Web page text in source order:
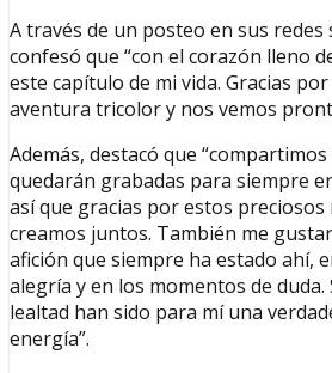
A través de un posteo en sus redes
confesó que “con el corazón lleno
este capítulo de mi vida. Gracias
aventura tricolor y nos vemos
Además, destacó que
quedarán grabadas para siempre
así que gracias por estos preciosos
creamos juntos. También me
afición que siempre ha estado ahí,
alegría y en los momentos de
lealtad han sido para mí una
energía”.